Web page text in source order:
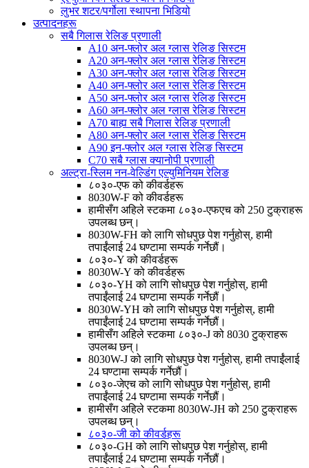
लुभर शटर/पर्गोला स्थापना भिडियो
उत्पादनहरू
सबै गिलास रेलिङ प्रणाली
A10 अन-फ्लोर अल ग्लास रेलिङ सिस्टम
A20 अन-फ्लोर अल ग्लास रेलिङ सिस्टम
A30 अन-फ्लोर अल ग्लास रेलिङ सिस्टम
A40 अन-फ्लोर अल ग्लास रेलिङ सिस्टम
A50 अन-फ्लोर अल ग्लास रेलिङ सिस्टम
A60 अन-फ्लोर अल ग्लास रेलिङ सिस्टम
A70 बाह्य सबै गिलास रेलिङ प्रणाली
A80 अन-फ्लोर अल ग्लास रेलिङ सिस्टम
A90 इन-फ्लोर अल ग्लास रेलिङ सिस्टम
C70 सबै ग्लास क्यानोपी प्रणाली
अल्ट्रा-स्लिम नन-वेल्डिंग एल्युमिनियम रेलिङ
८०३०-एफ को कीवर्डहरू
8030W-F को कीवर्डहरू
हामीसँग अहिले स्टकमा ८०३०-एफएच को 250 टुक्राहरू
उपलब्ध छन्।
8030W-FH को लागि सोधपुछ पेश गर्नुहोस्, हामी
तपाईंलाई 24 घण्टामा सम्पर्क गर्नेछौं।
८०३०-Y को कीवर्डहरू
8030W-Y को कीवर्डहरू
८०३०-YH को लागि सोधपुछ पेश गर्नुहोस्, हामी
तपाईंलाई 24 घण्टामा सम्पर्क गर्नेछौं।
8030W-YH को लागि सोधपुछ पेश गर्नुहोस्, हामी
तपाईंलाई 24 घण्टामा सम्पर्क गर्नेछौं।
हामीसँग अहिले स्टकमा ८०३०-J को 8030 टुक्राहरू
उपलब्ध छन्।
8030W-J को लागि सोधपुछ पेश गर्नुहोस्, हामी तपाईंलाई
24 घण्टामा सम्पर्क गर्नेछौं।
८०३०-जेएच को लागि सोधपुछ पेश गर्नुहोस्, हामी
तपाईंलाई 24 घण्टामा सम्पर्क गर्नेछौं।
हामीसँग अहिले स्टकमा 8030W-JH को 250 टुक्राहरू
उपलब्ध छन्।
८०३०-जी को कीवर्डहरू
८०३०-GH को लागि सोधपुछ पेश गर्नुहोस्, हामी
तपाईंलाई 24 घण्टामा सम्पर्क गर्नेछौं।